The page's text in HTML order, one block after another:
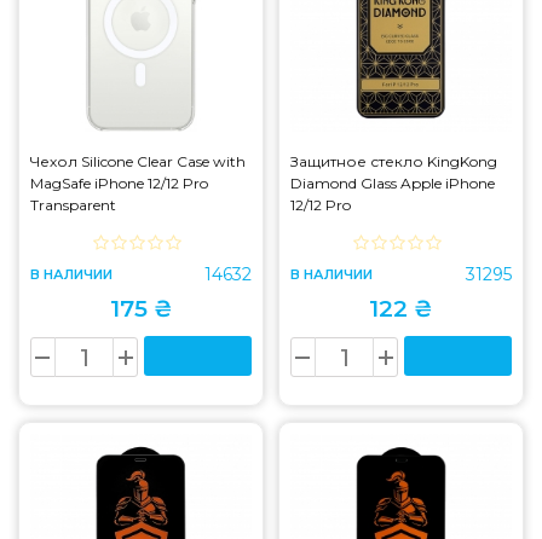
Чехол Silicone Clear Case with
MagSafe iPhone 12/12 Pro
Transparent
В НАЛИЧИИ 14632
175 ₴
Защитное стекло KingKong
Diamond Glass Apple iPhone
12/12 Pro
В НАЛИЧИИ 31295
122 ₴